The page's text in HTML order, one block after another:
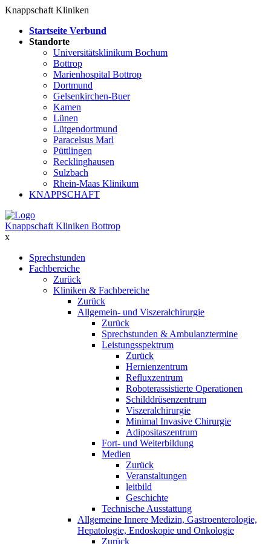
Knappschaft Kliniken
Startseite Verbund
Standorte
Universitätsklinikum Bochum
Bottrop
Marienhospital Bottrop
Dortmund
Gelsenkirchen-Buer
Kamen
Lünen
Lütgendortmund
Paracelsus Marl
Püttlingen
Recklinghausen
Sulzbach
Rhein-Maas Klinikum
KNAPPSCHAFT
Knappschaft Kliniken Bottrop
x
Sprechstunden
Fachbereiche
Zurück
Kliniken & Fachbereiche
Zurück
Allgemein- und Viszeralchirurgie
Zurück
Sprechstunden & Ambulanztermine
Leistungsspektrum
Zurück
Hernienzentrum
Refluxzentrum
Roboterassistierte Operationen
Schilddrüsenzentrum
Viszeralchirurgie
Minimal Invasive Chirurgie
Adipositaszentrum
Fort- und Weiterbildung
Medien
Zurück
Veranstaltungen
leitbild
Geschichte
Technische Ausstattung
Allgemeine Innere Medizin, Gastroenterologie,
Hepatologie, Endoskopie und Onkologie
Zurück